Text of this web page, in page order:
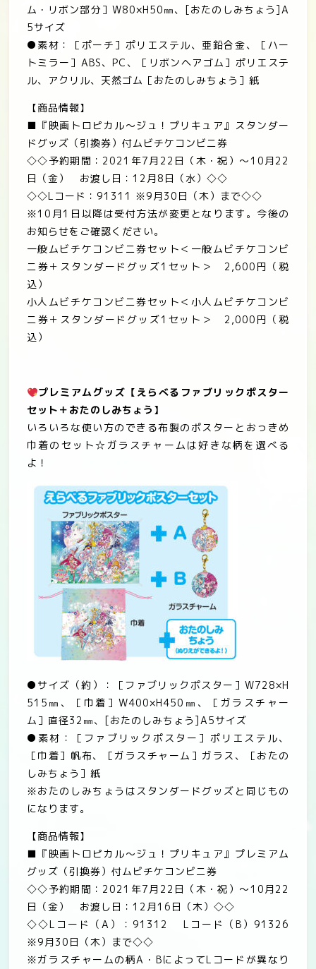
ム・リボン部分］W80×H50㎜、[おたのしみちょう]A
5サイズ
●素材：［ポーチ］ポリエステル、亜鉛合金、［ハー
トミラー］ABS、PC、［リボンヘアゴム］ポリエステ
ル、アクリル、天然ゴム［おたのしみちょう］紙
【商品情報】
■ 『映画トロピカル～ジュ！プリキュア』スタンダー
ドグッズ（引換券）付ムビチケコンビニ券
◇◇予約期間： 2021 年7月 22 日（木・祝）～10月22
日（金） お渡し日： 12 月8 日（水）◇◇
◇◇L コード： 91311 ※9月30 日（木）まで◇◇
※10 月1 日以降は受付方法が変更となります。今後の
お知らせをご確認ください。
一般ムビチケコンビニ券セット＜一般ムビチケコンビ
ニ券＋スタンダードグッズ1 セット＞ 2,600 円（税
込）
小人ムビチケコンビニ券セット＜小人ムビチケコンビ
ニ券＋スタンダードグッズ1 セット＞ 2,000 円（税
込）
プレミアムグッズ 【えらべるファブリックポスター
セット＋おたのしみちょう】
いろいろな使い方のできる布製のポスターとおっきめ
巾着のセット☆ガラスチャームは好きな柄を選べる
よ！
● サイズ（約）：［ファブリックポスター］W728×H
515 ㎜、［巾着］W400×H450 ㎜、［ガラスチャー
ム］直径32 ㎜、 [おたのしみちょう ]A5サイズ
●素材：［ファブリックポスター］ポリエステル、
［巾着］帆布、［ガラスチャーム］ガラス、［おたの
しみちょう］紙
※おたのしみちょうはスタンダードグッズと同じもの
になります。
【商品情報】
■ 『映画トロピカル～ジュ！プリキュア』プレミアム
グッズ（引換券）付ムビチケコンビニ券
◇◇予約期間： 2021 年7月 22 日（木・祝）～10月22
日（金） お渡し日： 12 月16 日（木）◇◇
◇◇L コード（ A ）： 91312 L コード（B ） 91326
※9月30 日（木）まで◇◇
※ガラスチャームの柄A ・ BによってL コードが異なり